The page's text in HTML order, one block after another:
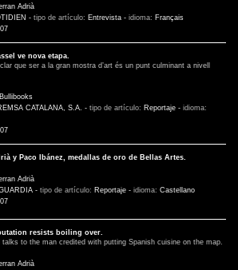
Adrià
- tipo de artículo: Entrevista - idioma: Français
ve nova etapa.
que ser a la gran mostra d’art és un punt culminant a nivell
CATALANA, S.A. - tipo de artículo: Reportaje - idioma:
y Paco Ibánez, medallas de oro de Bellas Artes.
Adrià
- tipo de artículo: Reportaje - idioma: Castellano
resists boiling over.
talks to the man credited with putting Spanish cuisine on the map.
Adrià